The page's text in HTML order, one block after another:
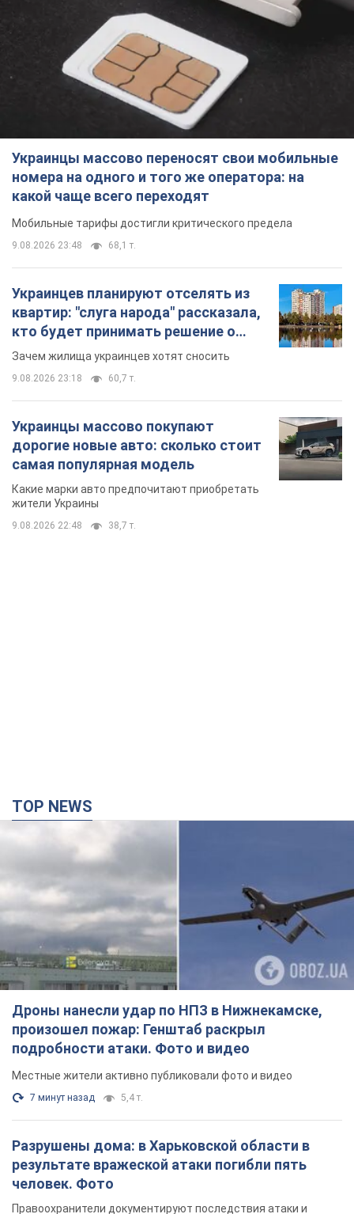
Украинцы массово переносят свои мобильные
номера на одного и того же оператора: на
какой чаще всего переходят
Мобильные тарифы достигли критического предела
9.08.2026 23:48 68,1 т.
Украинцев планируют отселять из
квартир: "слуга народа" рассказала,
кто будет принимать решение о
сносе домов
Зачем жилища украинцев хотят сносить
9.08.2026 23:18 60,7 т.
Украинцы массово покупают
дорогие новые авто: сколько стоит
самая популярная модель
Какие марки авто предпочитают приобретать
жители Украины
9.08.2026 22:48 38,7 т.
TOP NEWS
Дроны нанесли удар по НПЗ в Нижнекамске,
произошел пожар: Генштаб раскрыл
подробности атаки. Фото и видео
Местные жители активно публиковали фото и видео
7 минут назад 5,4 т.
Разрушены дома: в Харьковской области в
результате вражеской атаки погибли пять
человек. Фото
Правоохранители документируют последствия атаки и